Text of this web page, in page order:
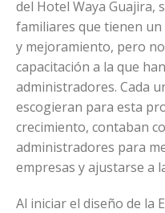
del Hotel Waya Guajira,
familiares que tienen
y mejoramiento, pero
capacitación a la que
administradores. Cada
escogieran para esta
crecimiento, contaban
administradores para
empresas y ajustarse a
Al iniciar el diseño de la